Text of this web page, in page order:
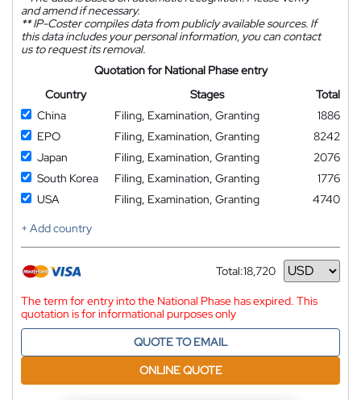
and amend if necessary.
**IP-Coster compiles data from publicly available sources. If
this data includes your personal information, you can contact
us to request its removal.
Quotation for National Phase entry
Country
Stages
Total
China
Filing, Examination, Granting
1886
EPO
Filing, Examination, Granting
8242
Japan
Filing, Examination, Granting
2076
South Korea
Filing, Examination, Granting
1776
USA
Filing, Examination, Granting
4740
+ Add country
Total:18,720
Currency
The term for entry into the National Phase has expired. This
quotation is for informational purposes only
QUOTE TO EMAIL
ONLINE QUOTE